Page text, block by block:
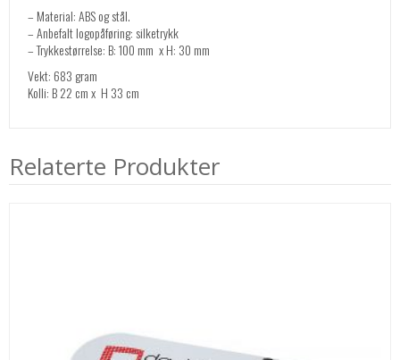
– Material: ABS og stål.
– Anbefalt logopåføring: silketrykk
– Trykkestørrelse: B: 100 mm x H: 30 mm
Vekt: 683 gram
Kolli: B 22 cm x H 33 cm
Relaterte Produkter